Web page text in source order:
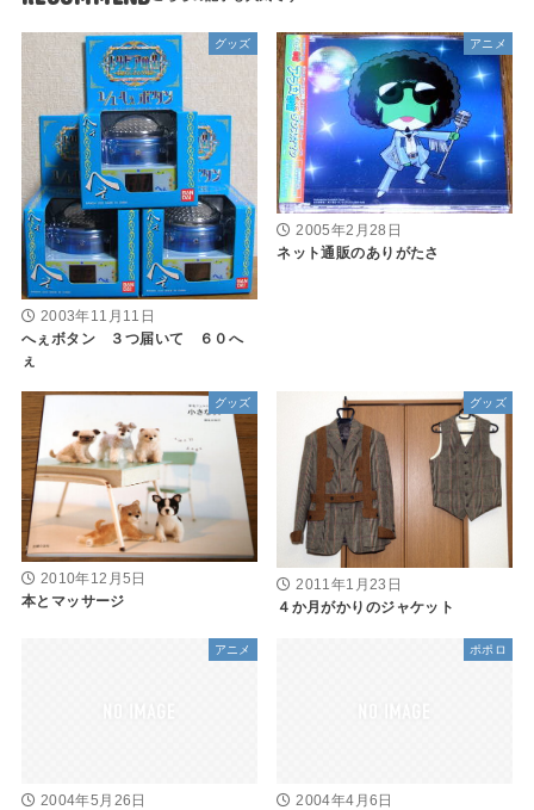
グッズ
2003年11月11日
へぇボタン ３つ届いて ６０へ
ぇ
アニメ
2005年2月28日
ネット通販のありがたさ
グッズ
2010年12月5日
本とマッサージ
グッズ
2011年1月23日
４か月がかりのジャケット
アニメ
2004年5月26日
ポポロ
2004年4月6日